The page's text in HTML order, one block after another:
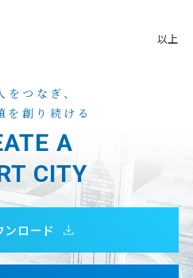
以上
をつなぎ、
を創り続ける
A
CITY
ンロード